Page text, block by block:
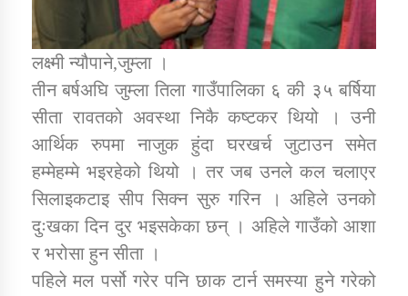
कर्णाली प्रविधि शिक्षालय जुम्लाको सुचना
सामाजिक बिकास कार्यालय जुम्लाकाे सुचना
लक्ष्मी न्यौपाने,जुम्ला ।
तीन बर्षअघि जुम्ला तिला गाउँपालिका ६ की ३५ बर्षिया
सीता रावतको अवस्था निकै कष्टकर थियो । उनी
आर्थिक रुपमा नाजुक हुंदा घरखर्च जुटाउन समेत
हम्मेहम्मे भइरहेको थियो । तर जब उनले कल चलाएर
सिलाइकटाइ सीप सिक्न सुरु गरिन । अहिले उनको
दुःखका दिन दुर भइसकेका छन् । अहिले गाउँको आशा
र भरोसा हुन सीता ।
पहिले मल पर्सो गरेर पनि छाक टार्न समस्या हुने गरेको